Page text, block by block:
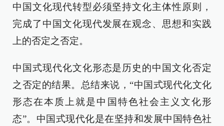
中国文化现代转型必须坚持文化主体性原则，
完成了中国文化现代发展在观念、思想和实践
上的否定之否定。
中国式现代化文化形态是历史的中国文化否定
之否定的结果。总结来说，“中国式现代化文化
形态在本质上就是中国特色社会主义文化形
态”。中国式现代化是在坚持和发展中国特色社